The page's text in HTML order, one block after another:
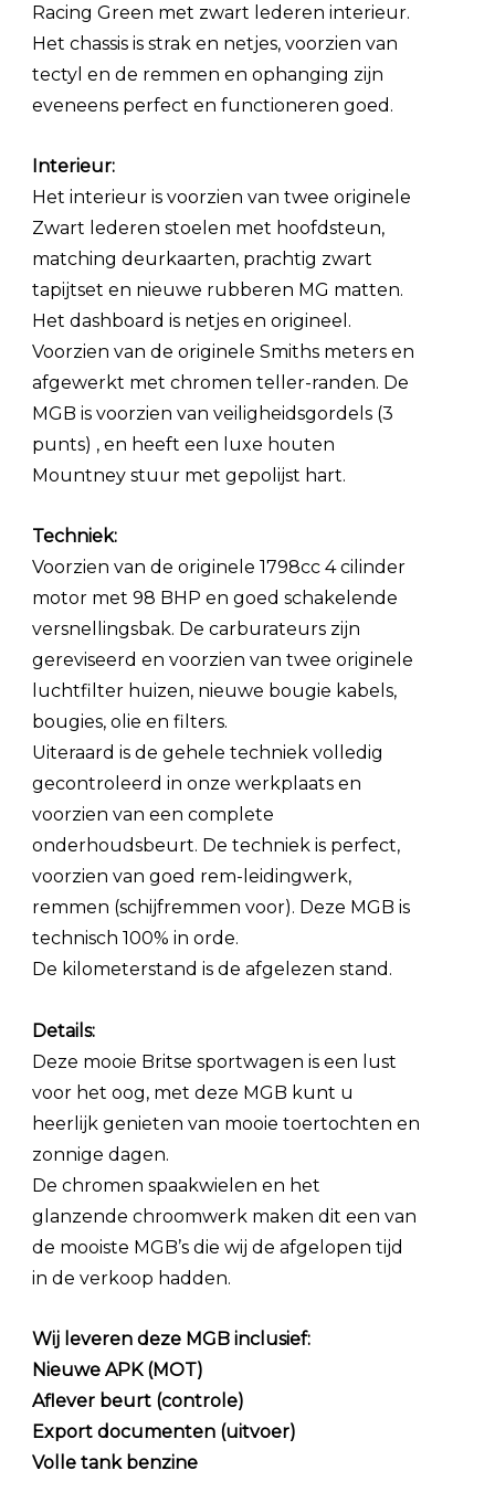
Racing Green met zwart lederen interieur.
Het chassis is strak en netjes, voorzien van
tectyl en de remmen en ophanging zijn
eveneens perfect en functioneren goed.
Interieur:
Het interieur is voorzien van twee originele
Zwart lederen stoelen met hoofdsteun,
matching deurkaarten, prachtig zwart
tapijtset en nieuwe rubberen MG matten.
Het dashboard is netjes en origineel.
Voorzien van de originele Smiths meters en
afgewerkt met chromen teller-randen. De
MGB is voorzien van veiligheidsgordels (3
punts) , en heeft een luxe houten
Mountney stuur met gepolijst hart.
Techniek:
Voorzien van de originele 1798cc 4 cilinder
motor met 98 BHP en goed schakelende
versnellingsbak. De carburateurs zijn
gereviseerd en voorzien van twee originele
luchtfilter huizen, nieuwe bougie kabels,
bougies, olie en filters.
Uiteraard is de gehele techniek volledig
gecontroleerd in onze werkplaats en
voorzien van een complete
onderhoudsbeurt. De techniek is perfect,
voorzien van goed rem-leidingwerk,
remmen (schijfremmen voor). Deze MGB is
technisch 100% in orde.
De kilometerstand is de afgelezen stand.
Details:
Deze mooie Britse sportwagen is een lust
voor het oog, met deze MGB kunt u
heerlijk genieten van mooie toertochten en
zonnige dagen.
De chromen spaakwielen en het
glanzende chroomwerk maken dit een van
de mooiste MGB’s die wij de afgelopen tijd
in de verkoop hadden.
Wij leveren deze MGB inclusief:
Nieuwe APK (MOT)
Aflever beurt (controle)
Export documenten (uitvoer)
Volle tank benzine